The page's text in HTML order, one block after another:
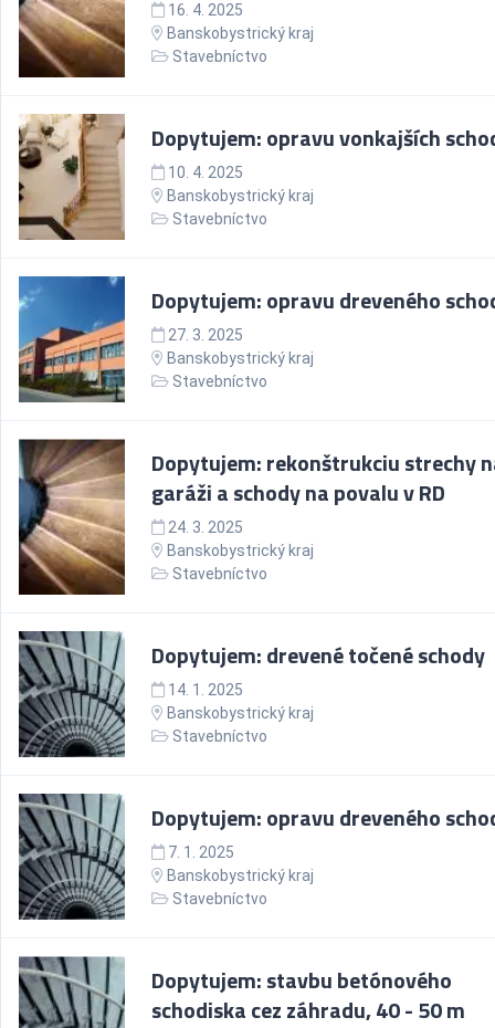
16. 4. 2025
Banskobystrický kraj
Stavebníctvo
Dopytujem: opravu vonkajších
10. 4. 2025
Banskobystrický kraj
Stavebníctvo
Dopytujem: opravu dreveného
27. 3. 2025
Banskobystrický kraj
Stavebníctvo
Dopytujem: rekonštrukciu strechy
garáži a schody na povalu v RD
24. 3. 2025
Banskobystrický kraj
Stavebníctvo
Dopytujem: drevené točené schody
14. 1. 2025
Banskobystrický kraj
Stavebníctvo
Dopytujem: opravu dreveného
7. 1. 2025
Banskobystrický kraj
Stavebníctvo
Dopytujem: stavbu betónového
schodiska cez záhradu, 40 - 50 m